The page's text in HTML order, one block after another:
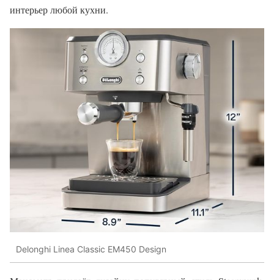
интерьер любой кухни.
Delonghi Linea Classic EM450 Design